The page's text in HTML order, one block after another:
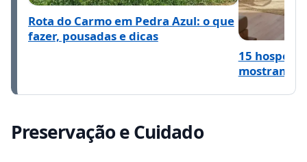
Rota do Carmo em Pedra Azul: o que
fazer, pousadas e dicas
15
mostram o
Preservação e Cuidado